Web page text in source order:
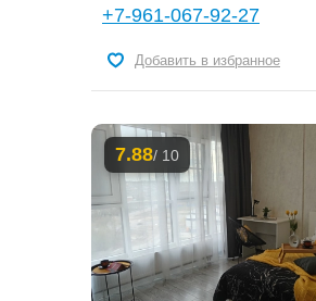
+7-961-067-92-27
Добавить в избранное
7.88/ 10